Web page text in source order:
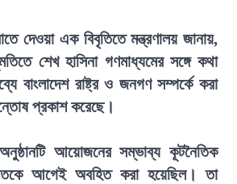
দেওয়া এক বিবৃতিতে মন্ত্রণালয় জানায়,
শেখ হাসিনা গণমাধ্যমের সঙ্গে কথা
বাংলাদেশ রাষ্ট্র ও জনগণ সম্পর্কে করা
প্রকাশ করেছে।
আয়োজনের সম্ভাব্য কূটনৈতিক
আগেই অবহিত করা হয়েছিল। তা